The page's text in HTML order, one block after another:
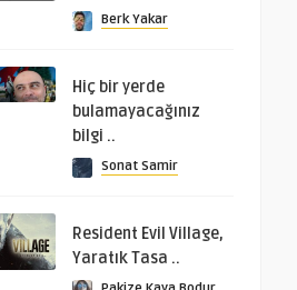
Berk Yakar
Hiç bir yerde
bulamayacağınız
bilgi ..
Sonat Samir
Resident Evil Village,
Yaratık Tasa ..